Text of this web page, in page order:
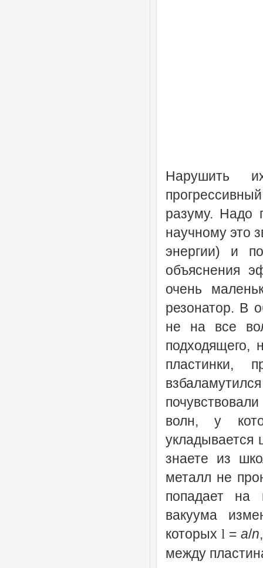
Нарушить
разуму. Надо
научному это
энергии) и
объяснения
очень
резонатор. В
не на все
подходящего,
пластинки,
волн, у
укладывается
знаете из
металл не
попадает на
вакуума
которых l= a/n
между